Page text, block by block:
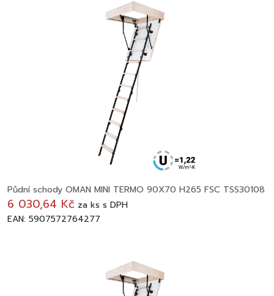
Půdní schody OMAN MINI TERMO 90X70 H265 FSC TSS30108
6 030,64 Kč za ks s DPH
EAN: 5907572764277